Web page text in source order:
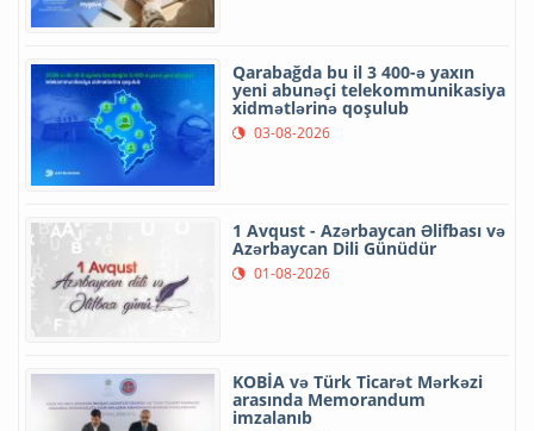
Qarabağda bu il 3 400-ə yaxın
yeni abunəçi telekommunikasiya
xidmətlərinə qoşulub
03-08-2026
1 Avqust - Azərbaycan Əlifbası və
Azərbaycan Dili Günüdür
01-08-2026
KOBİA və Türk Ticarət Mərkəzi
arasında Memorandum
imzalanıb